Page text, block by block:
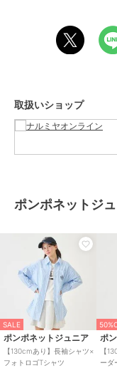
商品カテゴリ ト
ー
原産国
取扱いショップ
ポンポネットジ
SALE
ポンポネットジュニア
【130cmあり】長袖シャツ×
フォトロゴTシャツ
ポ
【
ーダ